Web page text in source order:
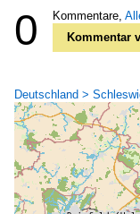
0 Kommentare,
Kommentar
Deutschland >